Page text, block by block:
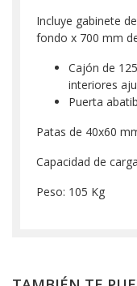
Incluye gabinete
fondo x 700 mm
Cajón de
interiores
Puerta
Patas de 40x60
Capacidad de
Peso: 105 Kg